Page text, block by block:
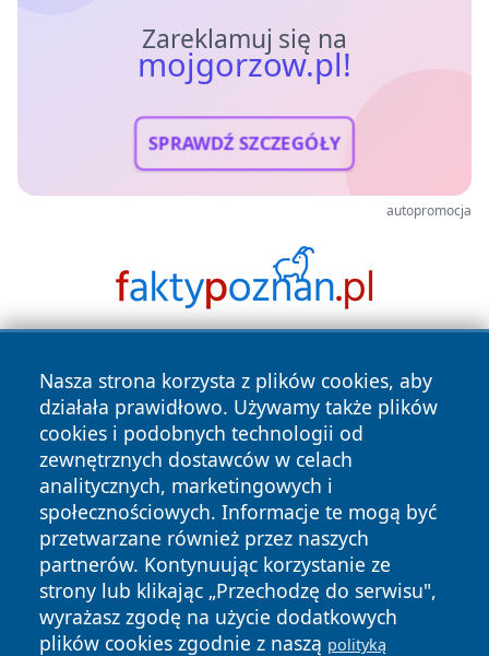
Zareklamuj się na
mojgorzow.pl!
SPRAWDŹ SZCZEGÓŁY
autopromocja
Nasza strona korzysta z plików cookies, aby
działała prawidłowo. Używamy także plików
cookies i podobnych technologii od
zewnętrznych dostawców w celach
analitycznych, marketingowych i
społecznościowych. Informacje te mogą być
przetwarzane również przez naszych
partnerów. Kontynuując korzystanie ze
strony lub klikając „Przechodzę do serwisu",
wyrażasz zgodę na użycie dodatkowych
plików cookies zgodnie z naszą polityką
Copyright © 2026 mojgorzow.pl Wszystkie prawa zastrzeżone.
News Autorzy
Polityka
Prywatności
Polityka
Cookies